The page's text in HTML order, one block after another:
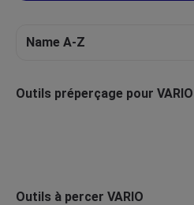
Outils préperçage pour
Outils à percer VARIO